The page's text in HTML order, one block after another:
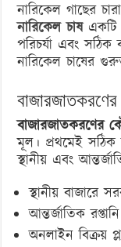
নারিকেল গাছের
নারিকেল চাষএকটি
পরিচর্যা এবং সঠিক
নারিকেল চাষের
বাজারজাতকরণের
মূল। প্রথমেই সঠিক
স্থানীয় এবং
স্থানীয় বাজারে
আন্তর্জাতিক রপ্তানি
অনলাইন বিক্রয়